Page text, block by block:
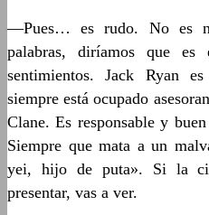
—Pues… es rudo. No es
palabras, diríamos que
sentimientos. Jack Ryan
siempre está ocupado
Clane. Es responsable y
Siempre que mata a un
yei, hijo de puta». Si la
presentar, vas a ver.